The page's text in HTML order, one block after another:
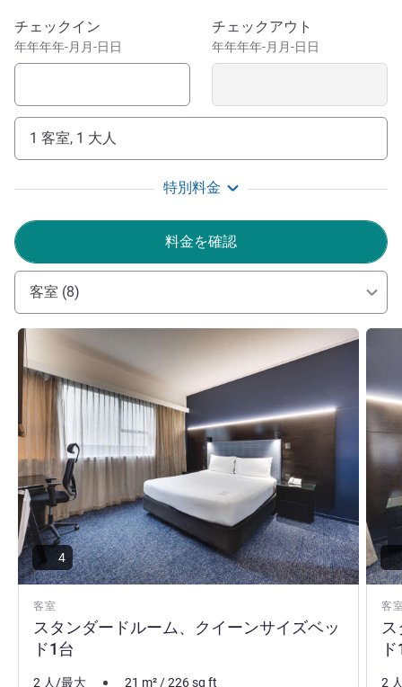
さに、ビジネスとレジャーの両方に最適なホテルです。
ウェリントンの中心に滞在するメルキュール アベル タス
マンは、快適な客室、会議施設、無料の Wi-Fi を備え、官
す。ビジネスや企業の旅行に最適です。
ウェリントン：最もクールな首都!
メルキュール ウェリントンへようこそ。首都の中心
にあるオアシスのようなホテルです。ぜひウェリントンな
らではの魅力を感じてみてください。
Kevin D'Souza ホテル経営
このホテルを予約
チェックイン
年年年年-月月-日日
チェックアウト
年年年年-月月-日日
1 客室, 1 大人
特別料金
料金を確認
客室 (8)
客室
スタンダードルーム、クイーンサイズベッ
ド1台
詳細を表示
4
2 人/最大 21 m²/226sq ft
客
詳細
2